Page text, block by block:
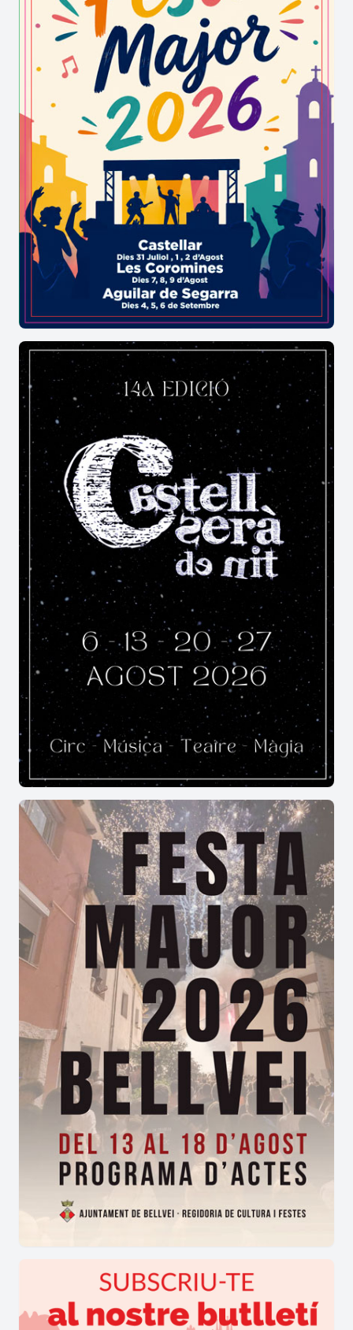
durant la Processó. Fins a primers dels anys 80,
era responsabilitat limitada dels nois que havien
complit del servei militar durant l’any.
Actualment repartida entre els “quintos”, nois i
noies que durant l’any compleixen els 18 anys, i
que a més de portar la Mare de Déu, es
converteixen, junt a les pubilles, en protagonistes
de la festa.
La tradició però de La Candelera no es limita al
sentiment religiós, sinó que es desplega en
qualsevol dels camps de la societat calera, essent
la gastronomia, una de les parts més destacades,
bàsicament amb els dolços més autòctons, els
pastissets i els “corassons”, acompanyament de
La cultura popular s’hi veu representada al llarg
dels dies de festa amb la musica de Xarangues i la
presència estimadíssima dels Capgrossos
(nanos), alguns convertits en veritables
personatges de la imaginària popular. Gegants
lligats a la història com el Sant Jordi i el Drac, amb
els Pere i La Candelera, parella de gegants amb el
nom dels patrons locals, encapçalen les
cercaviles, tot i que la que més llueix es la de
l’Ofrena floral a la Patrona, el mateix 2 de febrer.
El dia de la Dona, on les dones tenen el simbòlic
privilegi de governar la població, i el dia de la
Gent Gran, en el que tots els jubilats
comparteixen un dinar de germanor, són d’altres
de les tradicions, que tot i haver sorgit en els
darrer 30 anys, han arrelat fort entre els caleros i
caleres.
Revetlles musicals, aperitius populars, activitats
esportives i exposicions, conflueixen durant els
dies de festa en els que les tardes mantenen viva
una de les tradicions més antigues de la festa, el
Ball a la plaça i el sorteig de la darrera coca.
En canvi n’hi ha d’altres que s’han perdut, tot i
que s’han recuperat ocasionalment com el Ball de
la Candela, dansa reflectida per Joan Amades en
el Costumari Català, que protagonitzaven els
fadrins i fadrines en sortir de missa a la Plaça de
l’Església el dia de la Festa Major, que finalitzava
encenent amb ciris les faldilles de la majorala.
Aquesta tradició fou recuperada pel patrimoni
cultural local, i posada en escena fa uns anys per
alguns dels grups de dansa popular del país.